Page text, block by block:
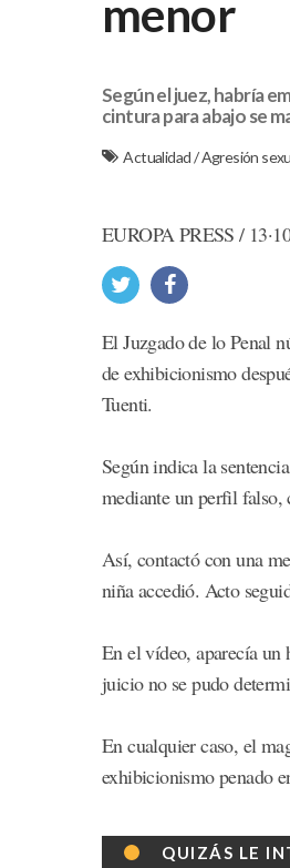
menor
Según el juez, habría
cintura para abajo se
Actualidad/Agresión
EUROPA PRESS /
El Juzgado de lo Penal
de exhibicionismo
Tuenti.
Según indica la
mediante un perfil falso,
Así, contactó con una
niña accedió. Acto
En el vídeo, aparecía un
juicio no se pudo
En cualquier caso, el
exhibicionismo penado
QUIZÁS LE